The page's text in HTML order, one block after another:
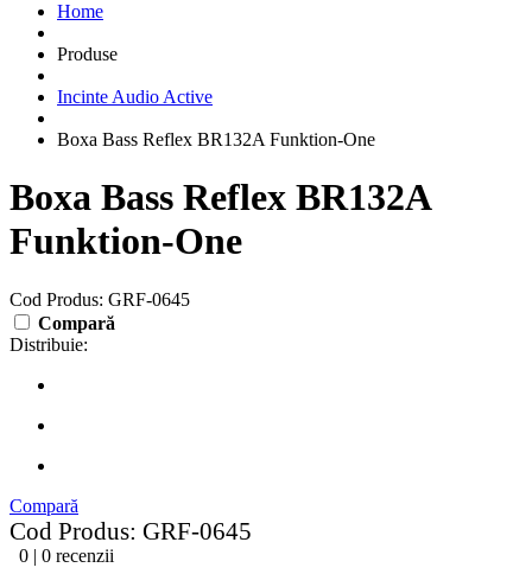
Home
Produse
Incinte Audio Active
Boxa Bass Reflex BR132A Funktion-One
Boxa Bass Reflex BR132A
Funktion-One
Cod Produs: GRF-0645
Compară
Distribuie:
Compară
Cod Produs: GRF-0645
0 | 0 recenzii